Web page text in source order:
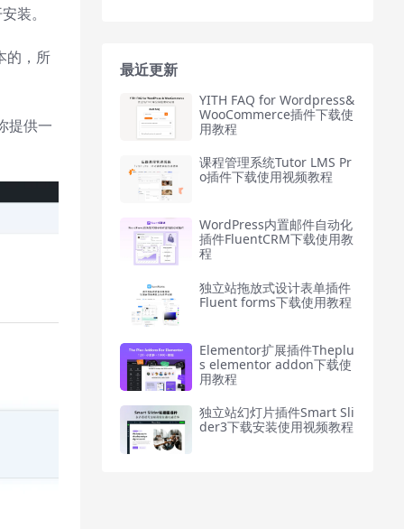
装。
的，所
提供一
最近更新
YITH FAQ for Wordpress&
WooCommerce插件下载使
用教程
课程管理系统Tutor LMS Pr
o插件下载使用视频教程
WordPress内置邮件自动化
插件FluentCRM下载使用教
程
独立站拖放式设计表单插件
Fluent forms下载使用教程
Elementor扩展插件Theplu
s elementor addon下载使
用教程
独立站幻灯片插件Smart Sli
der3下载安装使用视频教程